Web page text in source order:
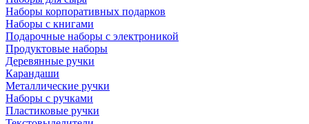
Наборы корпоративных подарков
Наборы с книгами
Подарочные наборы с электроникой
Продуктовые наборы
Деревянные ручки
Карандаши
Металлические ручки
Наборы с ручками
Пластиковые ручки